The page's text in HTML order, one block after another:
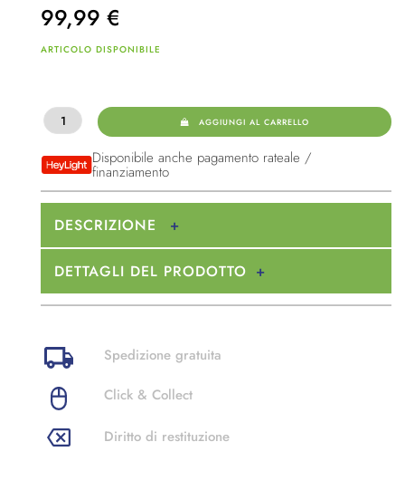
99,99 €
ARTICOLO DISPONIBILE
AGGIUNGI AL CARRELLO
Disponibile anche pagamento rateale /
finanziamento
DESCRIZIONE
DETTAGLI DEL PRODOTTO
Spedizione gratuita
Click & Collect
Diritto di restituzione